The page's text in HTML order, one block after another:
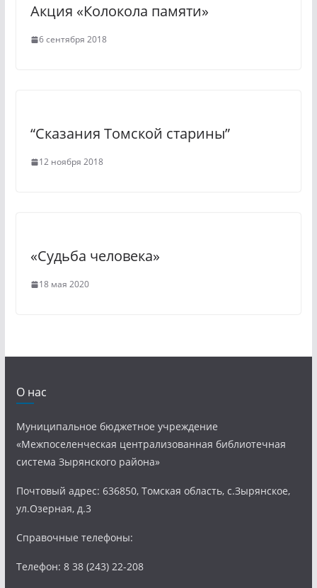
i
k
Акция «Колокола памяти»
6 сентября 2018
“Сказания Томской старины”
12 ноября 2018
«Судьба человека»
18 мая 2020
О нас
Муниципальное бюджетное учреждение
«Межпоселенческая централизованная библиотечная
система Зырянского района»
Почтовый адрес: 636850, Томская область, с.Зырянское,
ул.Озерная, д.3
Справочные телефоны:
Телефон: 8 38 (243) 22-208